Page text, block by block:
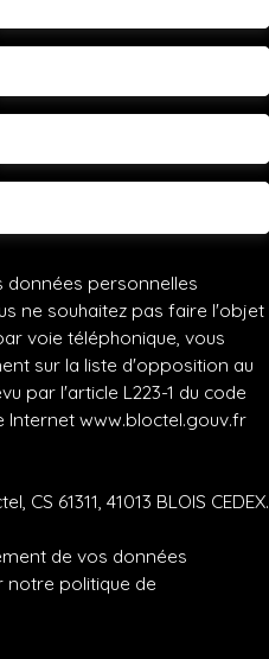
données personnelles
ne souhaitez pas faire l'objet
voie téléphonique, vous
sur la liste d'opposition au
par l'article L223-1 du code
Internet www.bloctel.gouv.fr
61311, 41013 BLOIS CEDEX.
de vos données
notre politique de